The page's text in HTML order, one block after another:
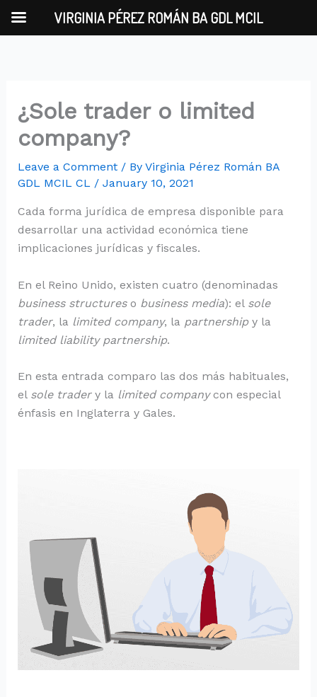
¿Sole trader o limited
company?
Leave a Comment / By Virginia Pérez Román BA
GDL MCIL CL / January 10, 2021
Cada forma jurídica de empresa disponible para
desarrollar una actividad económica tiene
implicaciones jurídicas y fiscales.
En el Reino Unido, existen cuatro (denominadas
business structureso business media): el sole
trader, la limited company, la partnership y la
limited liability partnership.
En esta entrada comparo las dos más habituales,
el sole tradery la limited companycon especial
énfasis en Inglaterra y Gales.
VIRGINIA PÉREZ ROMÁN BA GDL MCIL